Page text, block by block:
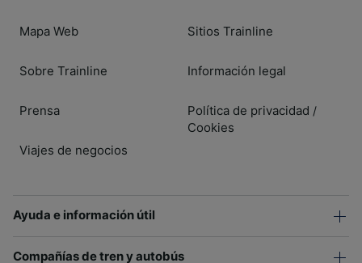
Mapa Web
Sobre Trainline
Prensa
Viajes de negocios
Sitios Trainline
Información legal
Política de privacidad /
Cookies
Ayuda e información útil
Compañías de tren y autobús